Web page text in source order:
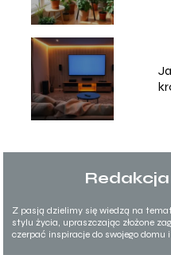
Z pasją dzielimy się wiedzą na
stylu życia, upraszczając złożone
czerpać inspiracje do swojego domu i